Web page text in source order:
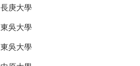
長庚大學
東吳大學
東吳大學